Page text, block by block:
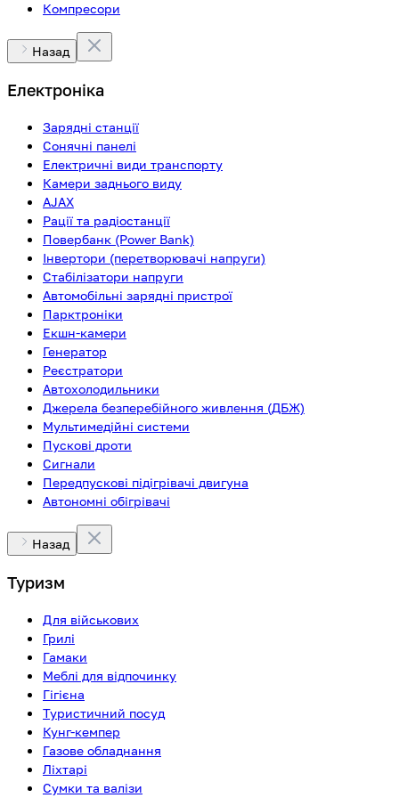
Компресори
Назад
Електроніка
Зарядні станції
Сонячні панелі
Електричні види транспорту
Камери заднього виду
AJAX
Рації та радіостанції
Повербанк (Power Bank)
Інвертори (перетворювачі напруги)
Стабілізатори напруги
Автомобільні зарядні пристрої
Парктроніки
Екшн-камери
Генератор
Реєстратори
Автохолодильники
Джерела безперебійного живлення (ДБЖ)
Мультимедійні системи
Пускові дроти
Сигнали
Передпускові підігрівачі двигуна
Автономні обігрівачі
Назад
Туризм
Для військових
Грилі
Гамаки
Меблі для відпочинку
Гігієна
Туристичний посуд
Кунг-кемпер
Газове обладнання
Ліхтарі
Сумки та валізи